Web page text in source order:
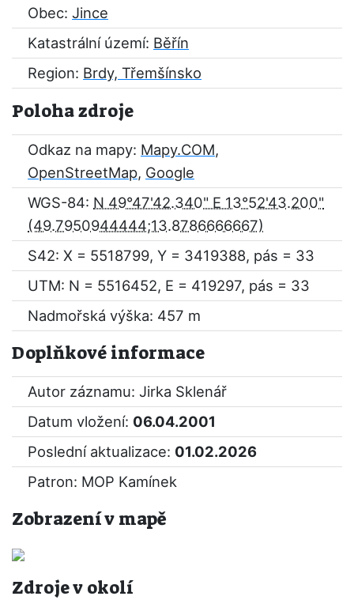
Obec: Jince
Katastrální území: Běřín
Region: Brdy, Třemšínsko
Poloha zdroje
Odkaz na mapy: Mapy.COM,
OpenStreetMap, Google
WGS-84: N 49°47'42.340" E 13°52'43.200"
S42: X = 5518799, Y = 3419388, pás = 33
UTM: N = 5516452, E = 419297, pás = 33
Nadmořská výška: 457 m
Doplňkové informace
Autor záznamu: Jirka Sklenář
Datum vložení: 06.04.2001
Poslední aktualizace: 01.02.2026
Patron: MOP Kamínek
Zobrazení v mapě
Zdroje v okolí